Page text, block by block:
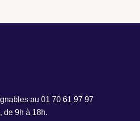
au 01 70 61 97 97
de 9h à 18h.